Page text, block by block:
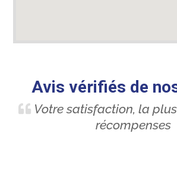
Avis vérifiés de
Votre satisfaction, la
récompenses